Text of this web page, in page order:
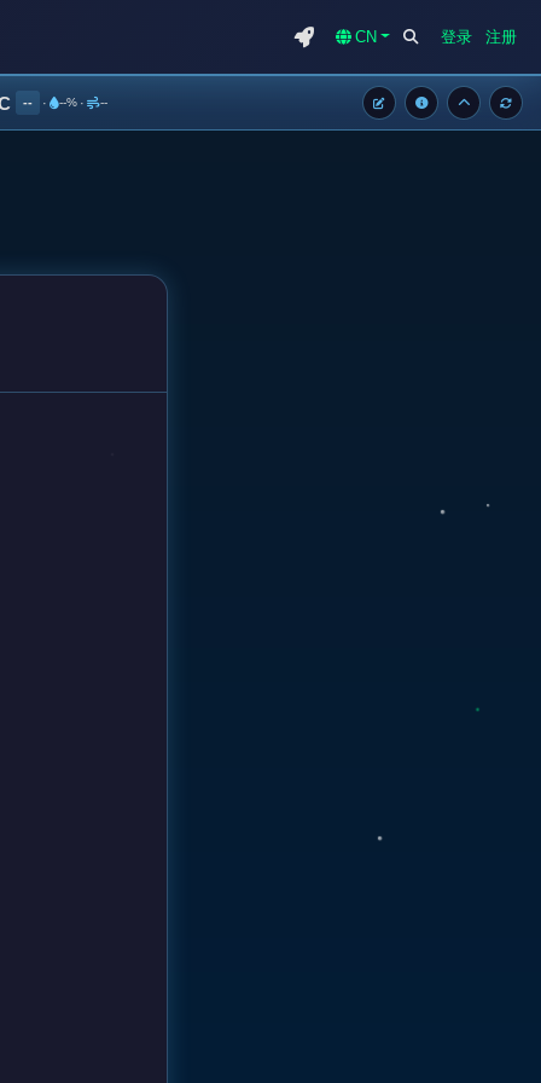
CN 登录 注册
-- · --% · --